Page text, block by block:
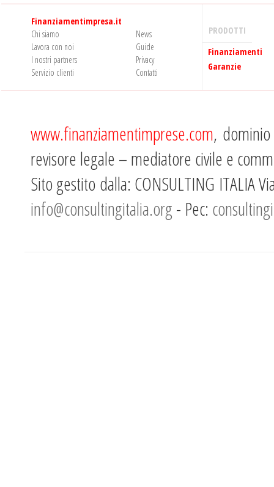
Finanziamentimpresa.it
Chi siamo
News
Lavora con noi
Guide
I nostri partners
Privacy
Servizio clienti
Contatti
PRODOTTI
Finanziamenti
Garanzie
www.finanziamentimprese.com,
revisore legale – mediatore civile e
Sito gestito dalla: CONSULTING ITALIA
info@consultingitalia.org- Pec: